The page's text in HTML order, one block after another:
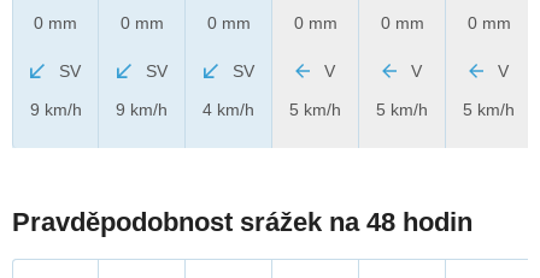
0 mm
SV
9 km/h
0 mm
SV
9 km/h
0 mm
SV
4 km/h
0 mm
V
5 km/h
0 mm
V
5 km/h
0 mm
V
5 km/h
Pravděpodobnost srážek na 48 hodin